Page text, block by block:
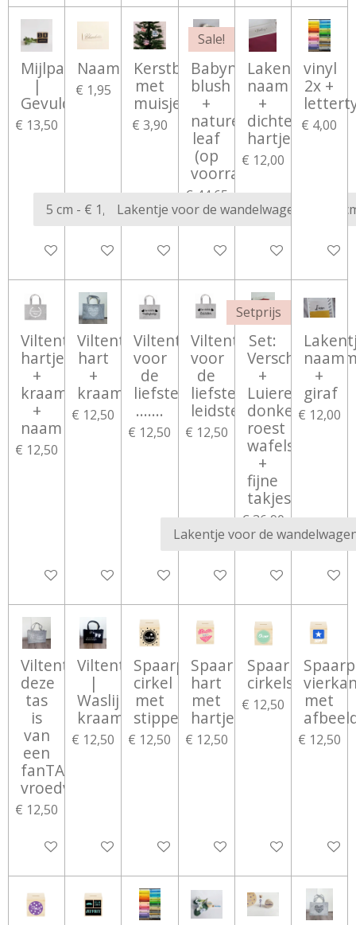
Mijlpaalblokken
|
Gevuld
€ 13,50
Bekijk details
Naamsticker
€ 1,95
Bekijk details
Kerstbal
met
muisjes
€ 3,90
Bekijk details
Sale!
Babynestje
blush
+
nature
leaf
(op
voorraad)
€ 44,65
€ 59,50
Bekijk details
Lakentje
naam
+
dichte
hartjesslinger
€ 12,00
Bekijk details
vinyl
2x +
€ 4,00
Bekijk
Viltentas
hartjes
+
kraamtopper
+
naam
€ 12,50
Bekijk details
Viltentas
hart
+
kraamtopper
€ 12,50
Bekijk details
Viltentas
voor
de
liefste
.......
€ 12,50
Bekijk details
Viltentas
voor
de
liefste
leidster
€ 12,50
Bekijk details
Setprijs
Set:
+
Luieretui
donker
roest
wafelstof
+
fijne
takjes
€ 36,90
€ 46,00
In winkelwagen
naam
+
giraf
€ 12,00
Bekijk
Viltentas
deze
tas
is
van
een
fanTAStische
vroedvrouw
€ 12,50
Bekijk details
Viltentas
|
Waslijn
kraamverzorgster
€ 12,50
Bekijk details
Spaarpot
cirkel
met
stippen
€ 12,50
Bekijk details
Spaarpot
hart
met
hartjes
€ 12,50
Bekijk details
Spaarpot
cirkels
€ 12,50
Bekijk details
met
€ 12,50
Bekijk